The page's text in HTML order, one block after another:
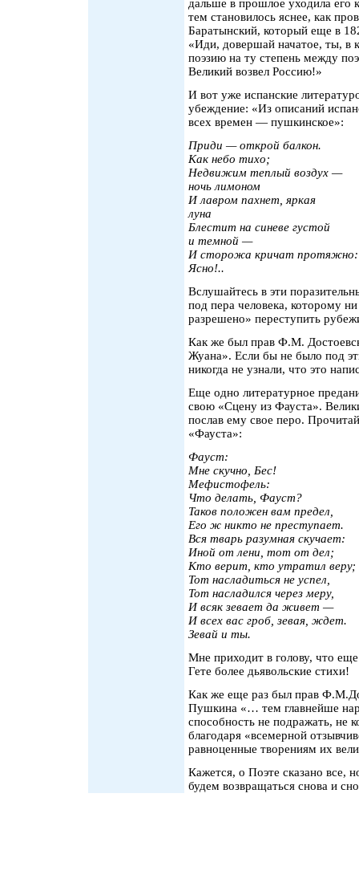
дальше в прошлое уходила его
тем становилось яснее, как
Баратынский, который еще в
«Иди, довершай начатое, ты, в
поэзию на ту степень между
Великий возвел Россию!»
И вот уже испанские
убеждение: «Из описаний
всех времен — пушкинское»:
Приди — открой балкон.
Как небо тихо;
Недвижим теплый воздух —
ночь лимоном
И лавром пахнет, яркая
луна
Блестит на синеве густой
и темной —
И сторожа кричат протяжно:
Ясно!..
Вслушайтесь в эти
под пера человека, которому
разрешено» переступить
Как же был прав Ф.М.
Жуана». Если бы не было под
никогда не узнали, что это
Еще одно литературное
свою «Сцену из Фауста».
послав ему свое перо.
«Фауста»:
Фауст:
Мне скучно, Бес!
Мефистофель:
Что делать, Фауст?
Таков положен вам предел,
Его ж никто не преступает.
Вся тварь разумная скучает:
Иной от лени, тот от дел;
Кто верит, кто утратил веру;
Тот насладиться не успел,
Тот насладился через меру,
И всяк зевает да живет —
И всех вас гроб, зевая, ждет.
Зевай и ты.
Мне приходит в голову, что
Гете более дьявольские стихи!
Как же еще раз был прав
Пушкина «… тем главнейше
способность не подражать, не
благодаря «всемерной
равноценные творениям их
Кажется, о Поэте сказано все,
будем возвращаться снова и